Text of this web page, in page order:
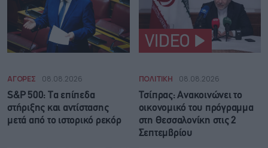
VIDEO
ΑΓΟΡΕΣ 08.08.2026
S&P 500: Τα επίπεδα
στήριξης και αντίστασης
μετά από το ιστορικό ρεκόρ
ΠΟΛΙΤΙΚΗ 08.08.2026
Τσίπρας: Ανακοινώνει το
οικονομικό του πρόγραμμα
στη Θεσσαλονίκη στις 2
Σεπτεμβρίου